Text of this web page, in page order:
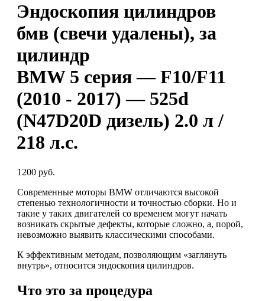
Эндоскопия цилиндров
бмв (свечи удалены), за
цилиндр
BMW 5 серия — F10/F11
(2010 - 2017) — 525d
(N47D20D дизель) 2.0 л /
218 л.с.
1200 руб.
Современные моторы BMW отличаются высокой
степенью технологичности и точностью сборки. Но и
такие у таких двигателей со временем могут начать
возникать скрытые дефекты, которые сложно, а, порой,
невозможно выявить классическими способами.
К эффективным методам, позволяющим «заглянуть
внутрь», относится эндоскопия цилиндров.
Что это за процедура